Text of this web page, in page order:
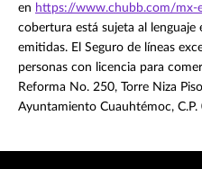
en https://www.chubb.com/mx-
cobertura está sujeta al lenguaje
emitidas. El Seguro de líneas
personas con licencia para
Reforma No. 250, Torre Niza
Ayuntamiento Cuauhtémoc,